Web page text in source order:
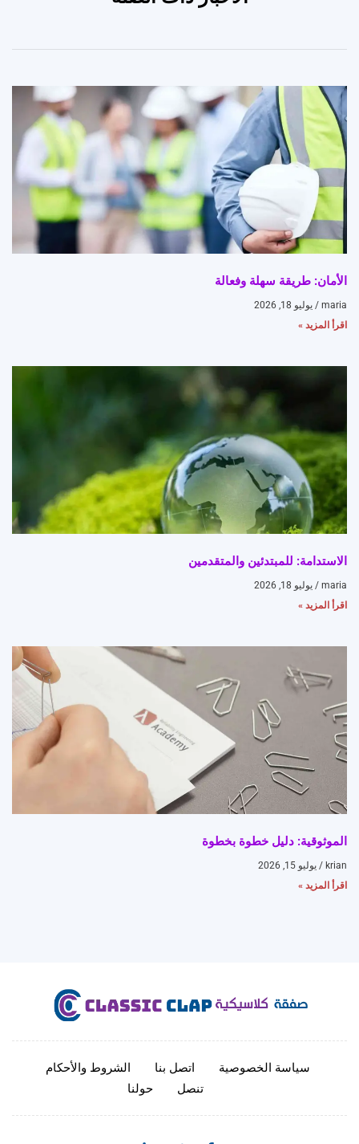
الأمان: طريقة سهلة وفعالة
maria
يوليو 18, 2026
اقرأ المزيد »
الاستدامة: للمبتدئين والمتقدمين
maria
يوليو 18, 2026
اقرأ المزيد »
الموثوقية: دليل خطوة بخطوة
krian
يوليو 15, 2026
اقرأ المزيد »
سياسة الخصوصية اتصل بنا
الشروط والأحكام
تنصل
حولنا